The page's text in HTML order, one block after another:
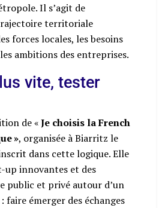
Il s’agit de
territoriale
forces locales, les besoins
ambitions des entreprises.
vite, tester
de «Je choisis la French
», organisée à Biarritz le
dans cette logique. Elle
up innovantes et des
public et privé autour d’un
émerger des échanges